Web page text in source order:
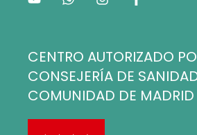
CENTRO AUTORIZADO
CONSEJERÍA DE
COMUNIDAD DE MADRID